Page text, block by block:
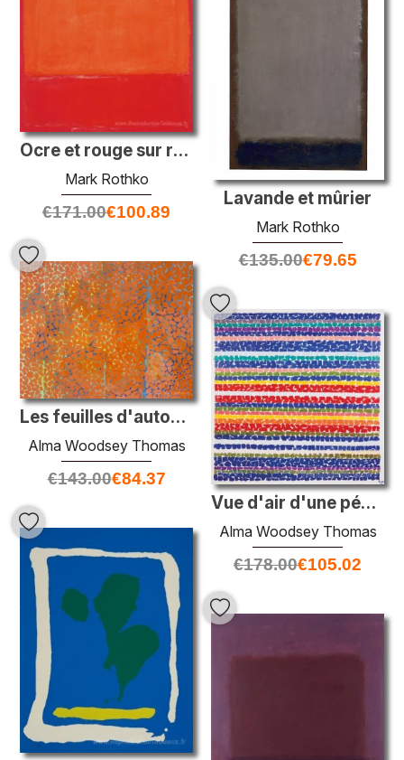
Lavande et mûrier
Mark Rothko
€135.00€79.65
Ocre et rouge sur rouge
Mark Rothko
€171.00€100.89
Les feuilles d'automne flottent dans la brise
Alma Woodsey Thomas
€143.00€84.37
Vue d'air d'une pépinière de printemps
Alma Woodsey Thomas
€178.00€105.02